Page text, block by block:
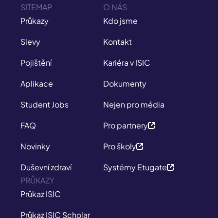
SITEMAP
Průkazy
Slevy
Pojištění
Aplikace
Student Jobs
FAQ
Novinky
Duševní zdraví
O NÁS
Kdo jsme
Kontakt
Kariéra v ISIC
Dokumenty
Nejen pro média
Pro partnery
Pro školy
Systémy Etugate
PRŮKAZY
Průkaz ISIC
Průkaz ISIC Scholar